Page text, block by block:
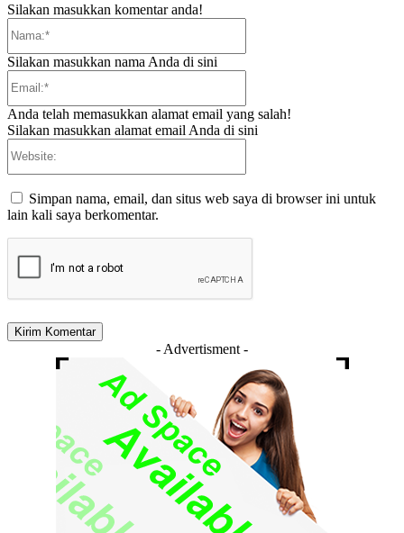
Silakan masukkan komentar anda!
Silakan masukkan nama Anda di sini
Anda telah memasukkan alamat email yang salah!
Silakan masukkan alamat email Anda di sini
Simpan nama, email, dan situs web saya di browser ini untuk
lain kali saya berkomentar.
- Advertisment -